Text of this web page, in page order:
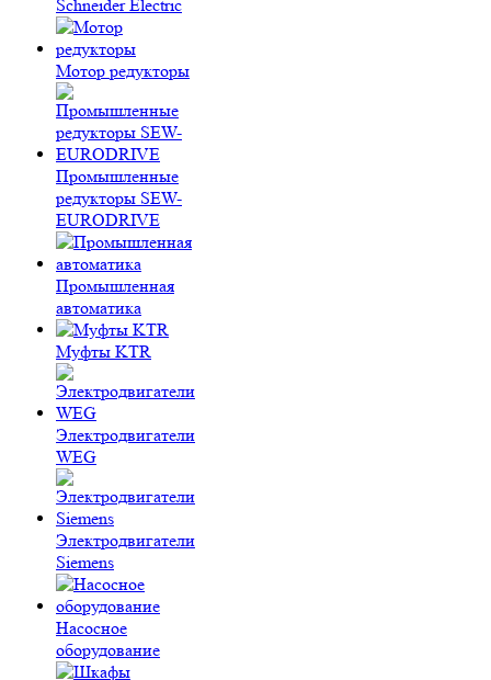
Schneider Electric
Мотор редукторы
Промышленные
редукторы SEW-
EURODRIVE
Промышленная
автоматика
Муфты KTR
Электродвигатели
WEG
Электродвигатели
Siemens
Насосное
оборудование